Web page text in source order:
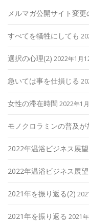
メルマガ公開サイト変
すべてを犠牲にしても
選択の心理(2) 2022年1月
急いては事を仕損じる
女性の滞在時間 2022年1
モノクロラミンの普及が
2022年温浴ビジネス展望
2022年温浴ビジネス展望
2021年を振り返る(2)
2021年を振り返る 2021